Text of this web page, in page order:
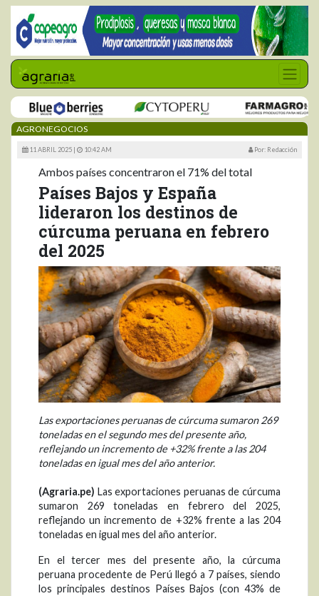
AGRONEGOCIOS
11 ABRIL 2025 | 10:42 AM Por: Redacción
Ambos países concentraron el 71% del total
Países Bajos y España
lideraron los destinos de
cúrcuma peruana en febrero
del 2025
Las exportaciones peruanas de cúrcuma sumaron 269
toneladas en el segundo mes del presente año,
reflejando un incremento de +32% frente a las 204
toneladas en igual mes del año anterior.
(Agraria.pe) Las exportaciones peruanas de cúrcuma
sumaron 269 toneladas en febrero del 2025,
reflejando un incremento de +32% frente a las 204
toneladas en igual mes del año anterior.
En el tercer mes del presente año, la cúrcuma
peruana procedente de Perú llegó a 7 países, siendo
los principales destinos Países Bajos (con 43% de